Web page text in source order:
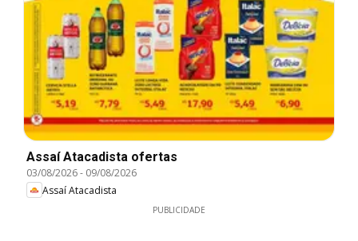
Assaí Atacadista ofertas
03/08/2026- 09/08/2026
Assaí Atacadista
PUBLICIDADE